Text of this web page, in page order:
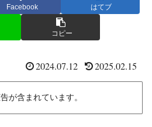
Facebook はてブ
コピー
2024.07.12 2025.02.15
が含まれています。